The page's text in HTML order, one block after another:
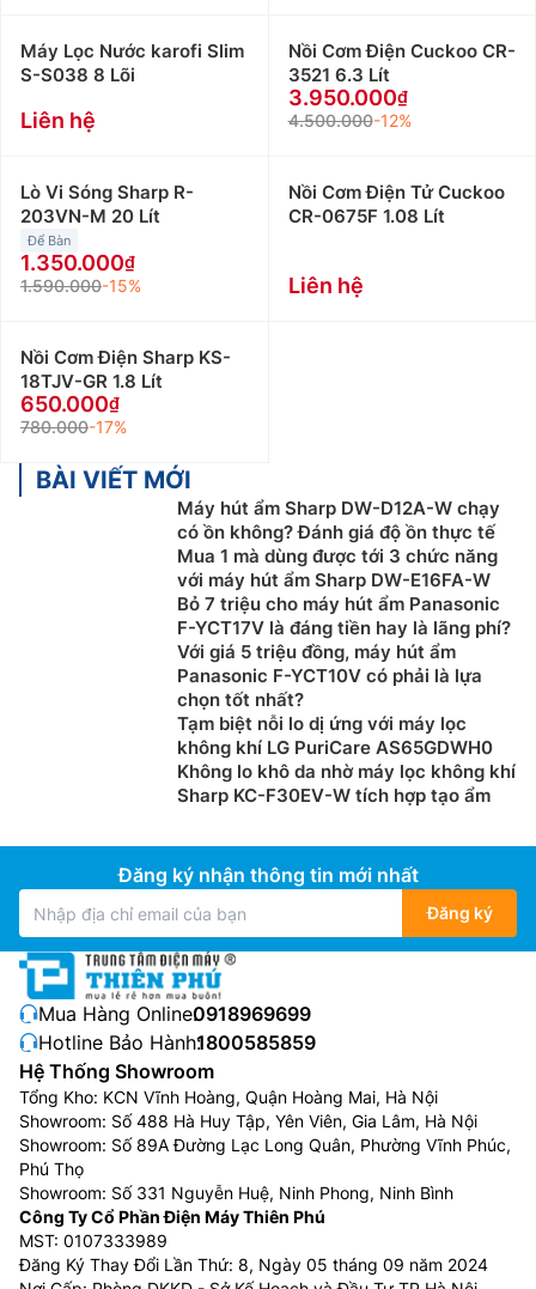
Máy Lọc Nước karofi Slim
S-S038 8 Lõi
Liên hệ
Nồi Cơm Điện Cuckoo CR-
3521 6.3 Lít
3.950.000
4.500.000-12%
Lò Vi Sóng Sharp R-
203VN-M 20 Lít
Để Bàn
1.350.000
1.590.000-15%
Nồi Cơm Điện Tử Cuckoo
CR-0675F 1.08 Lít
Liên hệ
Nồi Cơm Điện Sharp KS-
18TJV-GR 1.8 Lít
650.000
780.000-17%
BÀI VIẾT MỚI
Máy hút ẩm Sharp DW-D12A-W chạy
có ồn không? Đánh giá độ ồn thực tế
Mua 1 mà dùng được tới 3 chức năng
với máy hút ẩm Sharp DW-E16FA-W
Bỏ 7 triệu cho máy hút ẩm Panasonic
F-YCT17V là đáng tiền hay là lãng phí?
Với giá 5 triệu đồng, máy hút ẩm
Panasonic F-YCT10V có phải là lựa
chọn tốt nhất?
Tạm biệt nỗi lo dị ứng với máy lọc
không khí LG PuriCare AS65GDWH0
Không lo khô da nhờ máy lọc không khí
Sharp KC-F30EV-W tích hợp tạo ẩm
Đăng ký nhận thông tin mới nhất
Đăng ký
Mua Hàng Online:0918969699
Hotline Bảo Hành:1800585859
Hệ Thống Showroom
Tổng Kho: KCN Vĩnh Hoàng, Quận Hoàng Mai, Hà Nội
Showroom: Số 488 Hà Huy Tập, Yên Viên, Gia Lâm, Hà Nội
Showroom: Số 89A Đường Lạc Long Quân, Phường Vĩnh Phúc,
Phú Thọ
Showroom: Số 331 Nguyễn Huệ, Ninh Phong, Ninh Bình
Công Ty Cổ Phần Điện Máy Thiên Phú
MST: 0107333989
Đăng Ký Thay Đổi Lần Thứ: 8, Ngày 05 tháng 09 năm 2024